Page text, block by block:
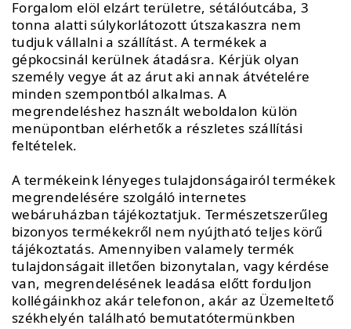
Forgalom elöl elzárt területre, sétálóutcába, 3
tonna alatti súlykorlátozott útszakaszra nem
tudjuk vállalni a szállítást. A termékek a
gépkocsinál kerülnek átadásra. Kérjük olyan
személy vegye át az árut aki annak átvételére
minden szempontból alkalmas. A
megrendeléshez használt weboldalon külön
menüpontban elérhetők a részletes szállítási
feltételek.
A termékeink lényeges tulajdonságairól termékek
megrendelésére szolgáló internetes
webáruházban tájékoztatjuk. Természetszerűleg
bizonyos termékekről nem nyújtható teljes körű
tájékoztatás. Amennyiben valamely termék
tulajdonságait illetően bizonytalan, vagy kérdése
van, megrendelésének leadása előtt forduljon
kollégáinkhoz akár telefonon, akár az Üzemeltető
székhelyén található bemutatótermünkben